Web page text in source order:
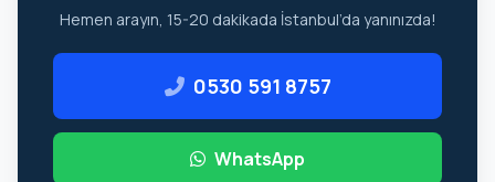
Hemen arayın, 15-20 dakikada İstanbul’da yanınızda!
0530 591 8757
WhatsApp